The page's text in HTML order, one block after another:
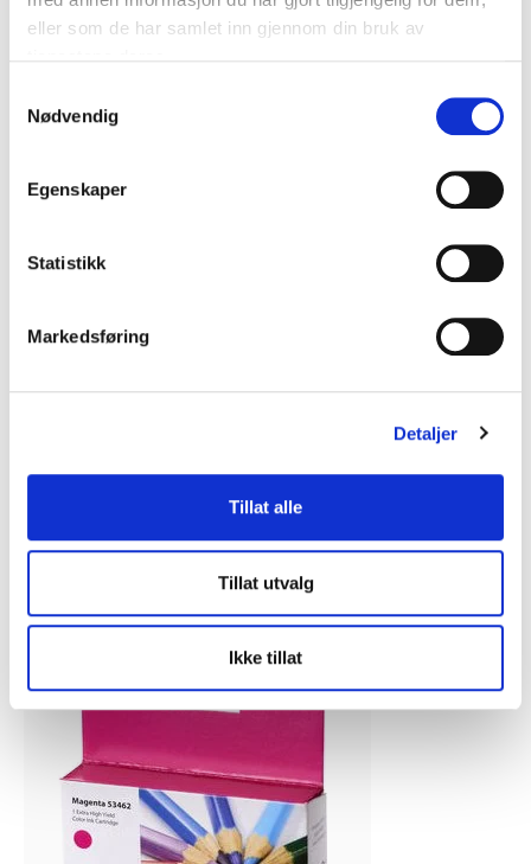
eller som de har samlet inn gjennom din bruk av
Nødvendig
Egenskaper
Statistikk
Markedsføring
Detaljer
Tillat alle
Tillat utvalg
Ikke tillat
Legg i handlekurv
Primera LX500 Tri-Color Ink
Legg i handlekurv